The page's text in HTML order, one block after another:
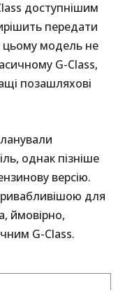
доступнішим
передати
цьому модель не
G-Class,
позашляхові
однак пізніше
версію.
для
ймовірно,
G-Class.